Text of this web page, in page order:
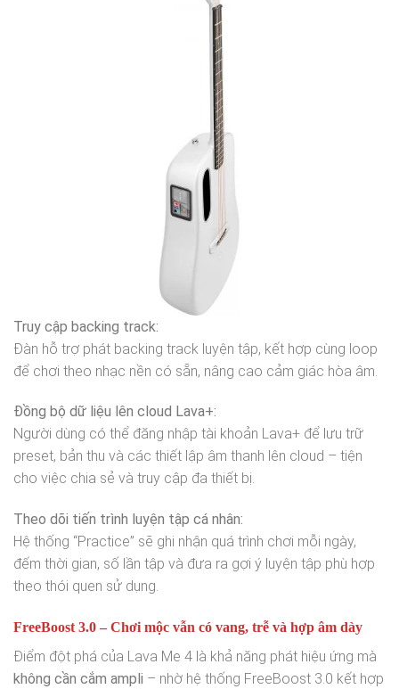
Truy cập backing track:
Đàn hỗ trợ phát backing track luyện tập, kết hợp cùng loop
để chơi theo nhạc nền có sẵn, nâng cao cảm giác hòa âm.
Đồng bộ dữ liệu lên cloud Lava+:
Người dùng có thể đăng nhập tài khoản Lava+ để lưu trữ
preset, bản thu và các thiết lập âm thanh lên cloud – tiện
cho việc chia sẻ và truy cập đa thiết bị.
Theo dõi tiến trình luyện tập cá nhân:
Hệ thống “Practice” sẽ ghi nhận quá trình chơi mỗi ngày,
đếm thời gian, số lần tập và đưa ra gợi ý luyện tập phù hợp
theo thói quen sử dụng.
FreeBoost 3.0 – Chơi mộc vẫn có vang, trễ và hợp âm dày
Điểm đột phá của Lava Me 4 là khả năng phát hiệu ứng mà
không cần cắm ampli – nhờ hệ thống FreeBoost 3.0 kết hợp